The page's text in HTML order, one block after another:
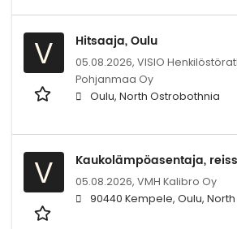
V Hitsaaja, Oulu
05.08.2026, VISIO
Pohjanmaa Oy
Oulu, North Ostrobothnia
V Kaukolämpöasentaja,
05.08.2026, VMH Kalibro Oy
90440 Kempele, Oulu,